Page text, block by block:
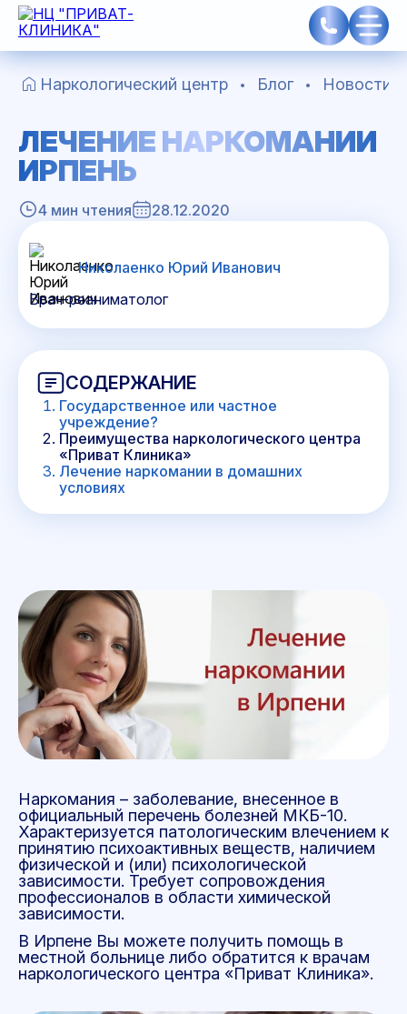
Наркологический центр Блог Новости
ЛЕЧЕНИЕ НАРКОМАНИИ
ИРПЕНЬ
4 мин чтения 28.12.2020
Николаенко Юрий Иванович
Врач-реаниматолог
Наркомания – заболевание, внесенное в
официальный перечень болезней МКБ-10.
Характеризуется патологическим влечением к
принятию психоактивных веществ, наличием
физической и (или) психологической
зависимости. Требует сопровождения
профессионалов в области химической
зависимости.
В Ирпене Вы можете получить помощь в
местной больнице либо обратится к врачам
наркологического центра «Приват Клиника».
СОДЕРЖАНИЕ
Государственное или частное
учреждение?
Преимущества наркологического центра
«Приват Клиника»
Лечение наркомании в домашних
условиях